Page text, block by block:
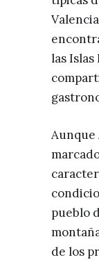
las Islas
Aunque
pueblo
de los